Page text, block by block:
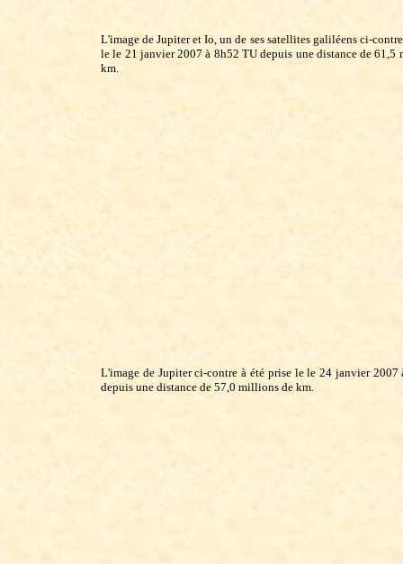
L'image de Jupiter et Io, un de ses satellites galiléens ci-
le le 21 janvier 2007 à 8h52 TU depuis une distance de 61,5
km.
L'image de Jupiter ci-contre à été prise le le 24 janvier 2007
depuis une distance de 57,0 millions de km.